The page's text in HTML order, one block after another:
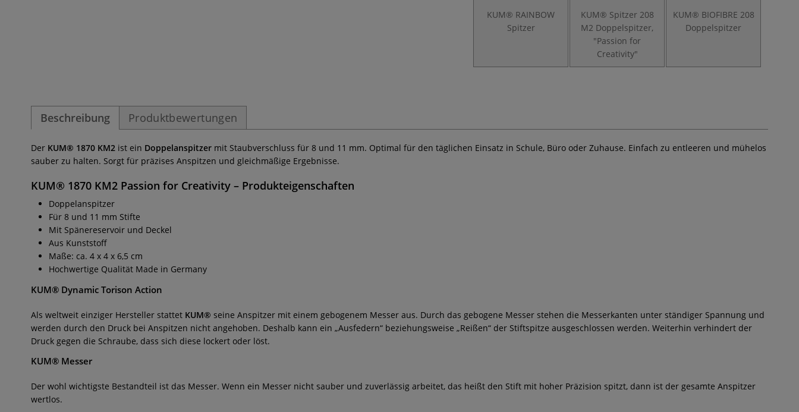
KUM® RAINBOW
Spitzer
KUM® Spitzer 208
M2 Doppelspitzer,
"Passion for
Creativity"
KUM® BIOFIBRE 208
Doppelspitzer
Beschreibung Produktbewertungen
Der KUM® 1870 KM2 ist ein Doppelanspitzer mit Staubverschluss für 8 und 11 mm. Optimal für den täglichen Einsatz in Schule, Büro oder Zuhause. Einfach zu entleeren und mühelos
sauber zu halten. Sorgt für präzises Anspitzen und gleichmäßige Ergebnisse.
KUM® 1870 KM2 Passion for Creativity – Produkteigenschaften
Doppelanspitzer
Für 8 und 11 mm Stifte
Mit Spänereservoir und Deckel
Aus Kunststoff
Maße: ca. 4 x 4 x 6,5 cm
Hochwertige Qualität Made in Germany
KUM® Dynamic Torison Action
Als weltweit einziger Hersteller stattet KUM® seine Anspitzer mit einem gebogenem Messer aus. Durch das gebogene Messer stehen die Messerkanten unter ständiger Spannung und
werden durch den Druck bei Anspitzen nicht angehoben. Deshalb kann ein „Ausfedern“ beziehungsweise „Reißen“ der Stiftspitze ausgeschlossen werden. Weiterhin verhindert der
Druck gegen die Schraube, dass sich diese lockert oder löst.
KUM® Messer
Der wohl wichtigste Bestandteil ist das Messer. Wenn ein Messer nicht sauber und zuverlässig arbeitet, das heißt den Stift mit hoher Präzision spitzt, dann ist der gesamte Anspitzer
wertlos.